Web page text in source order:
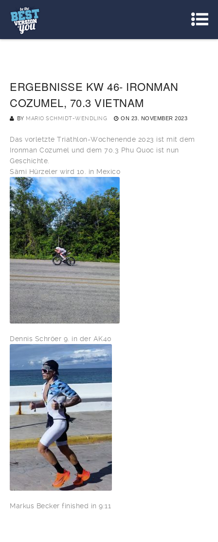
ERGEBNISSE KW 46- IRONMAN
COZUMEL, 70.3 VIETNAM
BY MARIO SCHMIDT-WENDLING ON 23. NOVEMBER 2023
Das vorletzte Triathlon-Wochenende 2023 ist mit dem
Ironman Cozumel und dem 70.3 Phu Quoc ist nun
Geschichte.
Sämi Hürzeler wird 10. in Mexico
Dennis Schröer 9. in der AK40
Markus Becker finished in 9:11